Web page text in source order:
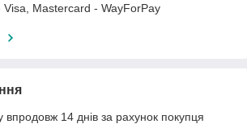
Mastercard - WayForPay
14 днів за рахунок покупця